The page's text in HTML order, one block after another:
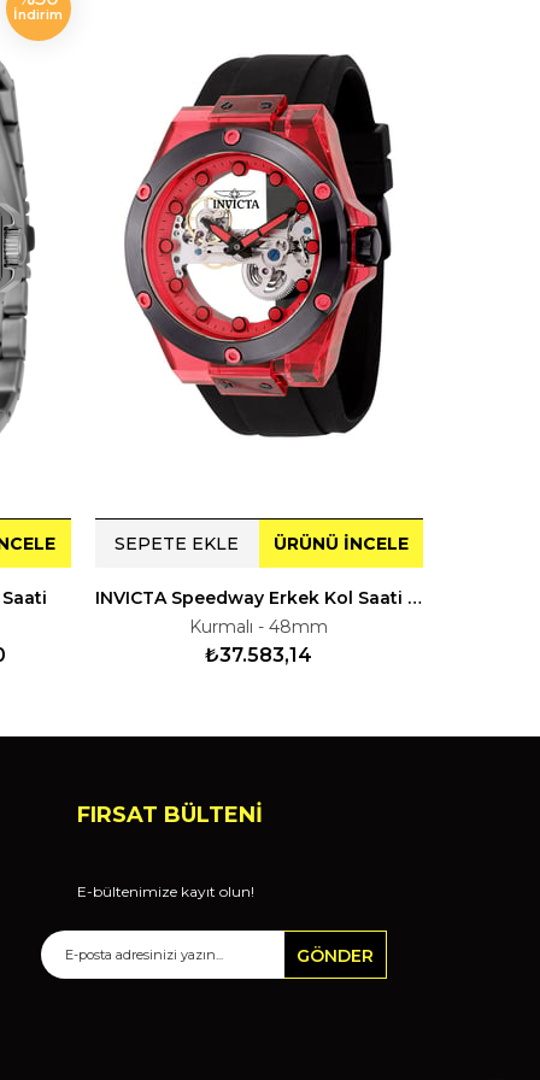
İndirim
INVICTA Speedway Erkek Kol Saati 144400
Kurmalı - 48mm
₺37.583,14
SEPETE EKLE ÜRÜNÜ İNCELE
FIRSAT BÜLTENİ
E-bültenimize kayıt olun!
GÖNDER